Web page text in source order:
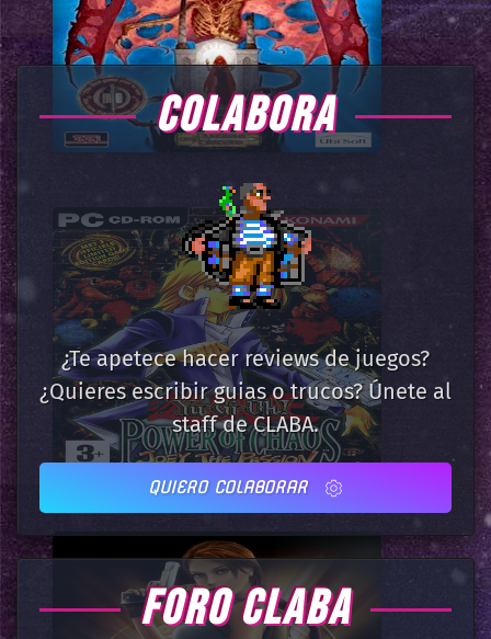
COLABORA
¿Te apetece hacer reviews de juegos?
¿Quieres escribir guias o trucos? Únete al
staff de CLABA.
QUIERO COLABORAR
FORO CLABA